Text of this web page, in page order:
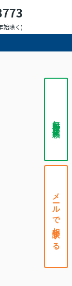
始除く)
無料査定依頼
メールで相談する